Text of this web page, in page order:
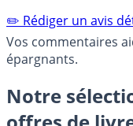
✏️ Rédiger un avis
Vos commentaires
épargnants.
Notre